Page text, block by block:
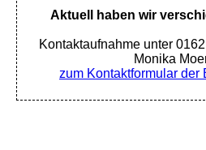
Aktuell haben wir
Kontaktaufnahme unter
Monika
zum Kontaktformular der